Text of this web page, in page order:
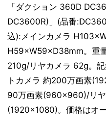
「ダクション 360D
DC3600R)」(品番
込):メインカメラ
H59×W59×D38mm。重
210g/リヤカメラ 62g。
トカメラ 約200万画素
90万画素(960×960)/リ
(1920×1080)。価格はオー